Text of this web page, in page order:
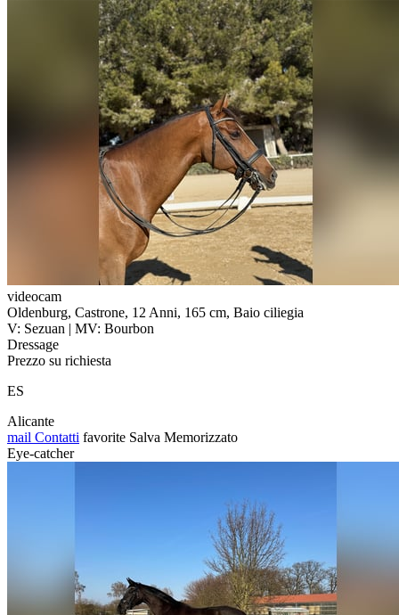
videocam
Oldenburg, Castrone, 12 Anni, 165 cm, Baio ciliegia
V: Sezuan | MV: Bourbon
Dressage
Prezzo su richiesta
ES
Alicante
mail Contatti favorite Salva Memorizzato
Eye-catcher